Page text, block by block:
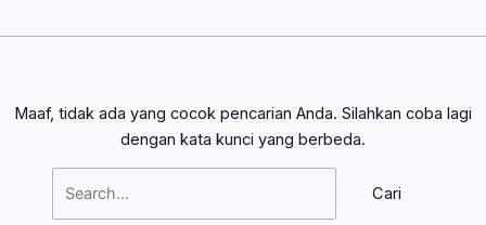
Maaf, tidak ada yang cocok pencarian Anda. Silahkan coba lagi
dengan kata kunci yang berbeda.